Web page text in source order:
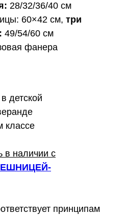
28/32/36/40 см
60×42 см, три
49/54/60 см
фанера
детской
классе
в наличии с
принципам